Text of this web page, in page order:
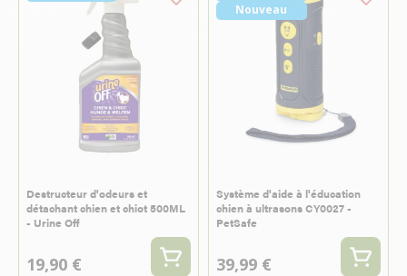
Destructeur d'odeurs et
détachant chien et chiot 500ML
- Urine Off
19,90 €
Nouveau
Système d'aide à l'éducation
chien à ultrasons CY0027 -
PetSafe
39,99 €